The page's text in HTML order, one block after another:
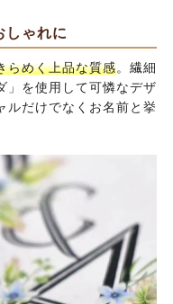
しゃれに
らめく上品な質感。繊細
」を使用して可憐なデザ
ルだけでなくお名前と挙